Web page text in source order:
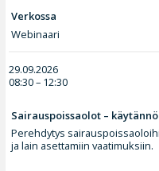
Verkossa
Webinaari
29.09.2026
08:30 – 12:30
Sairauspoissaolot –
Perehdytys
ja lain asettamiin vaatimuksiin.